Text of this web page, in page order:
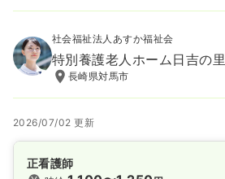
社会福祉法人あすか福祉会
特別養護老人ホーム日吉の里
長崎県対馬市
2026/07/02 更新
正看護師